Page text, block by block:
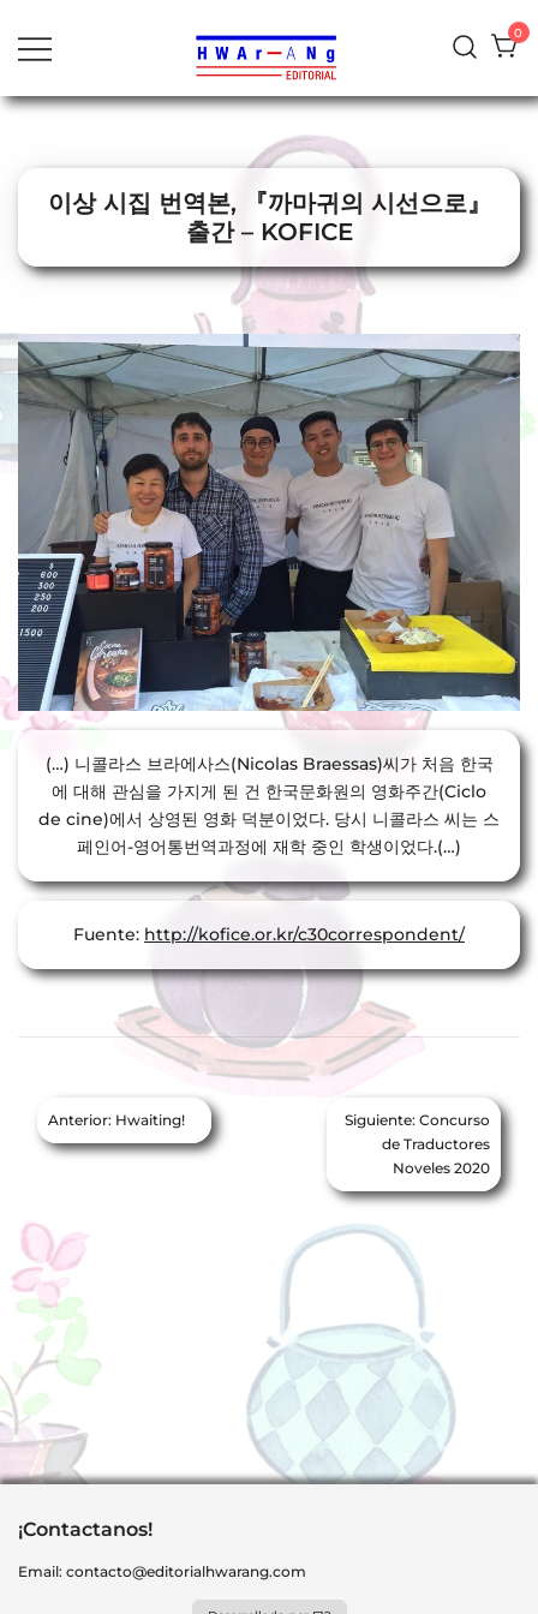
contenido
0
이상 시집 번역본, 『까마귀의 시선으로』
출간 – KOFICE
(…) 니콜라스 브라에사스(Nicolas Braessas)씨가 처음 한국
에 대해 관심을 가지게 된 건 한국문화원의 영화주간(Ciclo
de cine)에서 상영된 영화 덕분이었다. 당시 니콜라스 씨는 스
페인어-영어통번역과정에 재학 중인 학생이었다.(…)
Fuente: http://kofice.or.kr/c30correspondent/
Navegación
de
Anterior: Hwaiting! Siguiente: Concurso
de Traductores
Noveles 2020
¡Contactanos!
Email: contacto@editorialhwarang.com